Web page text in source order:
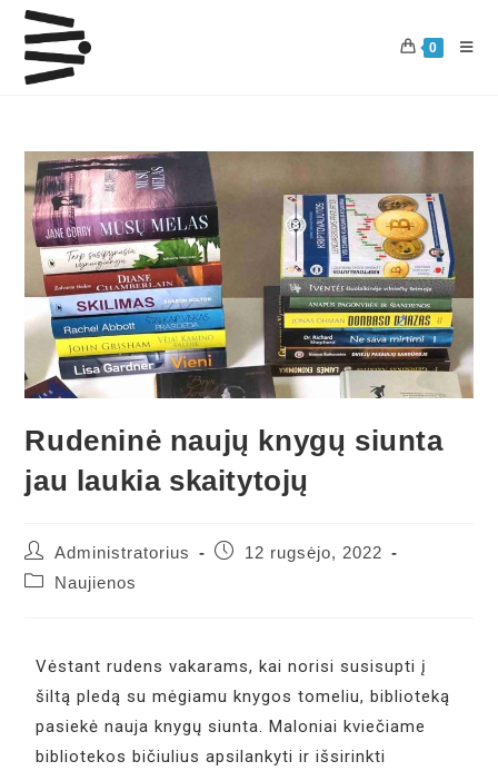
0
Rudeninė naujų knygų siunta
jau laukia skaitytojų
Administratorius
12 rugsėjo, 2022
Naujienos
Vėstant rudens vakarams, kai norisi susisupti į
šiltą pledą su mėgiamu knygos tomeliu, biblioteką
pasiekė nauja knygų siunta. Maloniai kviečiame
bibliotekos bičiulius apsilankyti ir išsirinkti